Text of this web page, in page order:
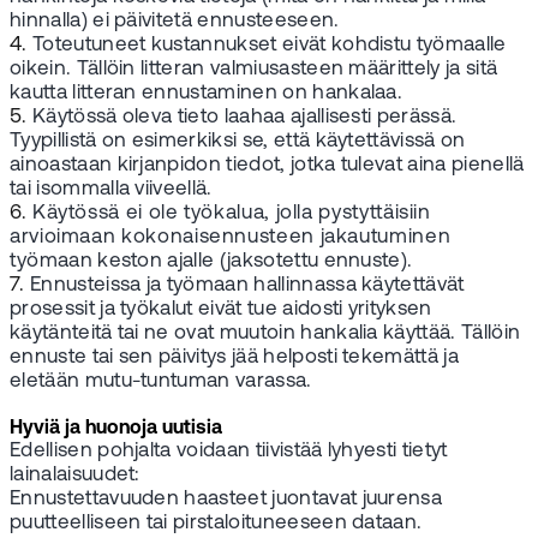
hinnalla) ei päivitetä ennusteeseen.
4. Toteutuneet kustannukset eivät kohdistu työmaalle
oikein. Tällöin litteran valmiusasteen määrittely ja sitä
kautta litteran ennustaminen on hankalaa.
5. Käytössä oleva tieto laahaa ajallisesti perässä.
Tyypillistä on esimerkiksi se, että käytettävissä on
ainoastaan kirjanpidon tiedot, jotka tulevat aina pienellä
tai isommalla viiveellä.
6. Käytössä ei ole työkalua, jolla pystyttäisiin
arvioimaan kokonaisennusteen jakautuminen
työmaan keston ajalle (jaksotettu ennuste).
7. Ennusteissa ja työmaan hallinnassa käytettävät
prosessit ja työkalut eivät tue aidosti yrityksen
käytänteitä tai ne ovat muutoin hankalia käyttää. Tällöin
ennuste tai sen päivitys jää helposti tekemättä ja
eletään mutu-tuntuman varassa.
Hyviä ja huonoja uutisia
Edellisen pohjalta voidaan tiivistää lyhyesti tietyt
lainalaisuudet:
Ennustettavuuden haasteet juontavat juurensa
puutteelliseen tai pirstaloituneeseen dataan.